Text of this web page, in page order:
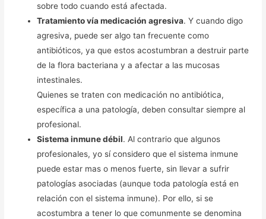
sobre todo cuando está afectada.
Tratamiento vía medicación agresiva. Y cuando digo
agresiva, puede ser algo tan frecuente como
antibióticos, ya que estos acostumbran a destruir parte
de la flora bacteriana y a afectar a las mucosas
intestinales.
Quienes se traten con medicación no antibiótica,
específica a una patología, deben consultar siempre al
profesional.
Sistema inmune débil. Al contrario que algunos
profesionales, yo sí considero que el sistema inmune
puede estar mas o menos fuerte, sin llevar a sufrir
patologías asociadas (aunque toda patología está en
relación con el sistema inmune). Por ello, si se
acostumbra a tener lo que comunmente se denomina